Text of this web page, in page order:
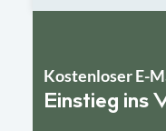
Kostenloser E-
Einstieg ins